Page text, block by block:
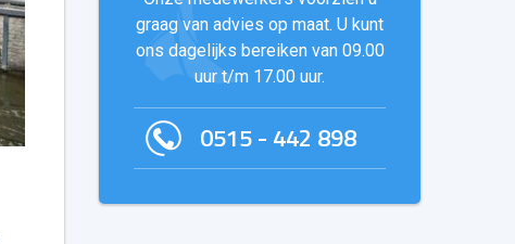
graag van advies op maat. U kunt
ons dagelijks bereiken van 09.00
uur t/m 17.00 uur.
0515 - 442 898